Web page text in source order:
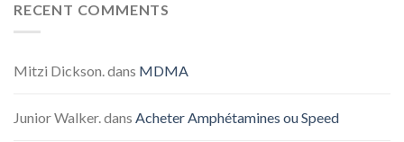
RECENT COMMENTS
Mitzi Dickson. dans MDMA
Junior Walker. dans Acheter Amphétamines ou Speed